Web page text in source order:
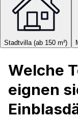
Stadtvilla (ab 150 m²)
Welche
eignen